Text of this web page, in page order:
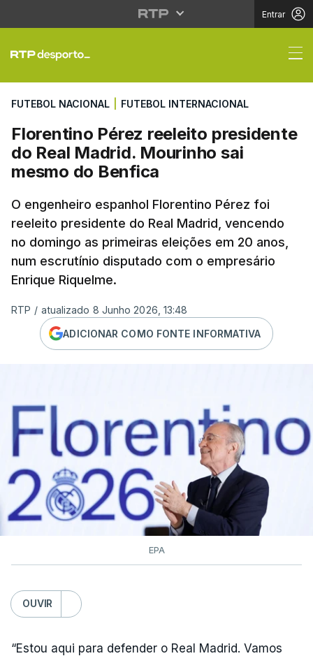
Entrar
Florentino Pérez
FUTEBOL NACIONAL FUTEBOL INTERNACIONAL
Florentino Pérez reeleito presidente
do Real Madrid. Mourinho sai
mesmo do Benfica
O engenheiro espanhol Florentino Pérez foi
reeleito presidente do Real Madrid, vencendo
no domingo as primeiras eleições em 20 anos,
num escrutínio disputado com o empresário
Enrique Riquelme.
RTP / atualizado 8 Junho 2026, 13:48
ADICIONAR COMO FONTE INFORMATIVA
EPA
OUVIR
“Estou aqui para defender o Real Madrid. Vamos